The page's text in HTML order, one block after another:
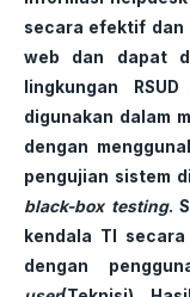
secara efektif dan
web dan dapat
lingkungan
digunakan dalam
dengan
pengujian sistem
black-box testing.
kendala TI
dengan